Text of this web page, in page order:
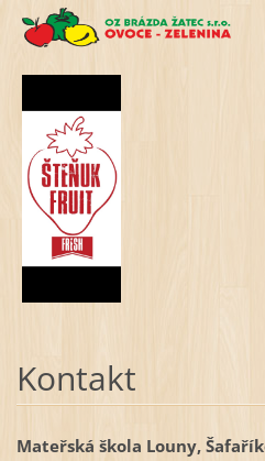
Kontakt
Mateřská škola Louny,